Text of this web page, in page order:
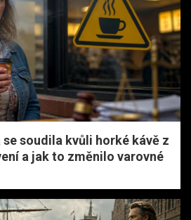
se soudila kvůli horké kávě z
a jak to změnilo varovné